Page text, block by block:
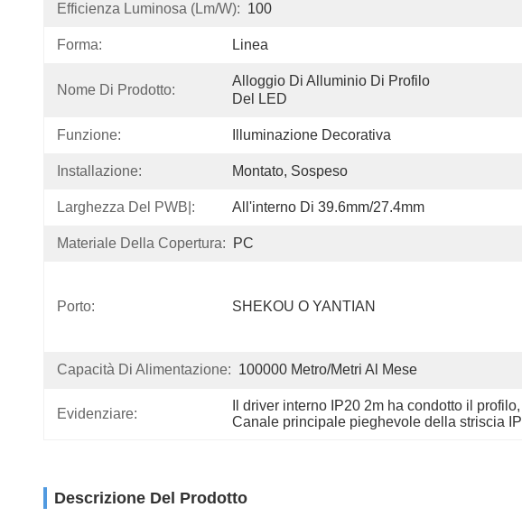
Efficienza Luminosa (lm/w): 100
Forma: Linea
Nome Di Prodotto:
Alloggio Di Alluminio Di Profilo
Del LED
Funzione: Illuminazione Decorativa
Installazione: Montato, Sospeso
Larghezza Del PWB|: All'interno Di 39.6mm/27.4mm
Materiale Della Copertura: PC
Porto: SHEKOU O YANTIAN
Capacità Di Alimentazione: 100000 Metro/metri Al Mese
Evidenziare:
Il driver interno IP20 2m ha condotto il profilo,
Canale principale pieghevole della striscia
Descrizione Del Prodotto